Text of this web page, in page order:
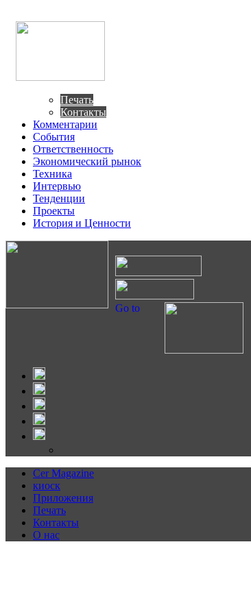
Печать
Контакты
Комментарии
События
Ответственность
Экономический рынок
Техника
Интервью
Тенденции
Проекты
История и Ценности
Go to
Cer Magazine
киоск
Приложения
Печать
Контакты
О нас